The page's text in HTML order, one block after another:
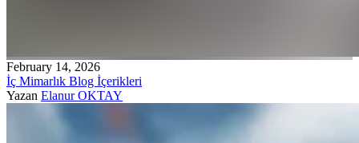
February 14, 2026
İç Mimarlık Blog İçerikleri
Yazan Elanur OKTAY